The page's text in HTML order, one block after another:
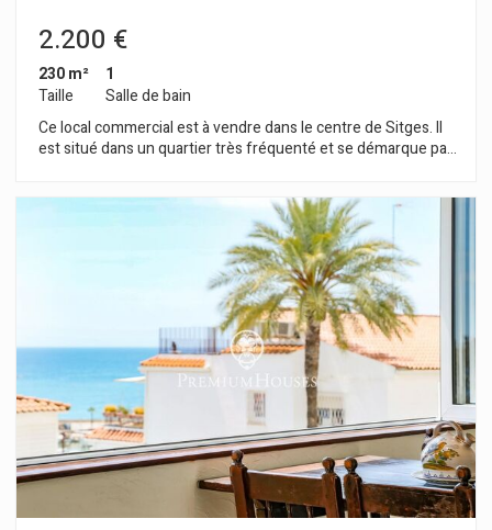
2.200 €
230 m²
Taille
1
Salle de bain
Ce local commercial est à vendre dans le centre de Sitges. Il
est situé dans un quartier très fréquenté et se démarque par
230m2 est réparti en un grand rez-de-chaussée au niveau de
la rue de 100m2 et un sous-sol d'une capacité de stockage de
disposent de tous les services essentiels.